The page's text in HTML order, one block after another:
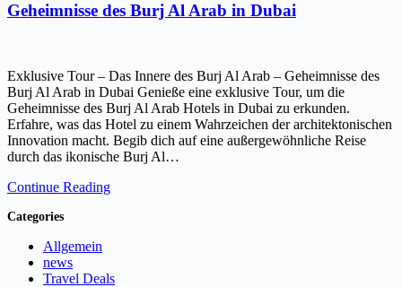
Geheimnisse des Burj Al Arab in Dubai
Exklusive Tour – Das Innere des Burj Al Arab – Geheimnisse des
Burj Al Arab in Dubai Genieße eine exklusive Tour, um die
Geheimnisse des Burj Al Arab Hotels in Dubai zu erkunden.
Erfahre, was das Hotel zu einem Wahrzeichen der architektonischen
Innovation macht. Begib dich auf eine außergewöhnliche Reise
durch das ikonische Burj Al…
Continue Reading
Categories
Allgemein
news
Travel Deals